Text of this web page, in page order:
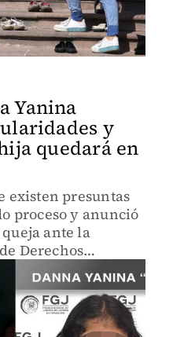
Yanina
y
quedará en
existen presuntas
proceso y anunció
ante la
Derechos